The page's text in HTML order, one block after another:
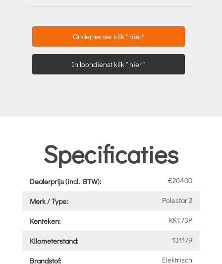
Ondernemer klik " hier"
In loondienst klik " hier "
Specificaties
Dealerprijs (incl. BTW): €26400
Merk / Type: Polestar 2
Kenteken: KKT73P
Kilometerstand: 131179
Brandstof: Elektrisch